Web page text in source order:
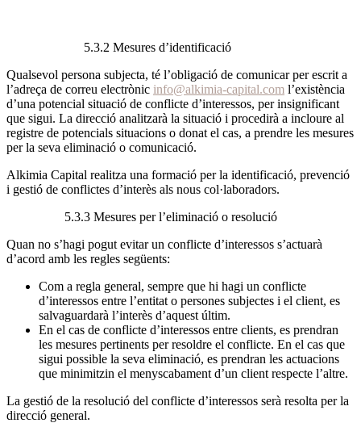
5.3.2 Mesures d’identificació
Qualsevol persona subjecta, té l’obligació de comunicar per escrit a
l’adreça de correu electrònic info@alkimia-capital.com l’existència
d’una potencial situació de conflicte d’interessos, per insignificant
que sigui. La direcció analitzarà la situació i procedirà a incloure al
registre de potencials situacions o donat el cas, a prendre les mesures
per la seva eliminació o comunicació.
Alkimia Capital realitza una formació per la identificació, prevenció
i gestió de conflictes d’interès als nous col·laboradors.
5.3.3 Mesures per l’eliminació o resolució
Quan no s’hagi pogut evitar un conflicte d’interessos s’actuarà
d’acord amb les regles següents:
Com a regla general, sempre que hi hagi un conflicte
d’interessos entre l’entitat o persones subjectes i el client, es
salvaguardarà l’interès d’aquest últim.
En el cas de conflicte d’interessos entre clients, es prendran
les mesures pertinents per resoldre el conflicte. En el cas que
sigui possible la seva eliminació, es prendran les actuacions
que minimitzin el menyscabament d’un client respecte l’altre.
La gestió de la resolució del conflicte d’interessos serà resolta per la
direcció general.